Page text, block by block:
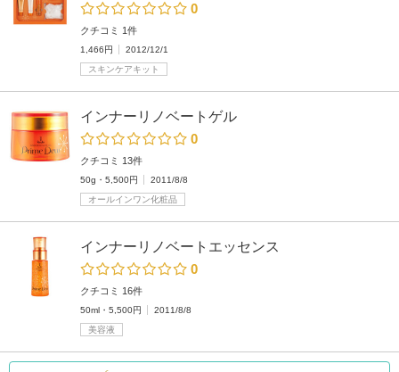
0
クチコミ 1件
1,466円
2012/12/1
スキンケアキット
インナーリノベートゲル
0
クチコミ 13件
50g・5,500円
2011/8/8
オールインワン化粧品
インナーリノベートエッセンス
0
クチコミ 16件
50ml・5,500円
2011/8/8
美容液